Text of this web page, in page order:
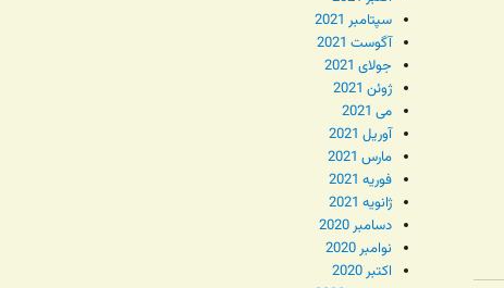
سپتامبر 2021
آگوست 2021
جولای 2021
ژوئن 2021
می 2021
آوریل 2021
مارس 2021
فوریه 2021
ژانویه 2021
دسامبر 2020
نوامبر 2020
اکتبر 2020